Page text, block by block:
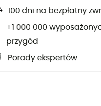
100 dni na bezpłatny
+1 000 000
przygód
Porady ekspertów